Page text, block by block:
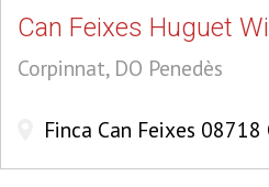
Can Feixes Huguet
Corpinnat, DO Penedès
Finca Can Feixes 08718